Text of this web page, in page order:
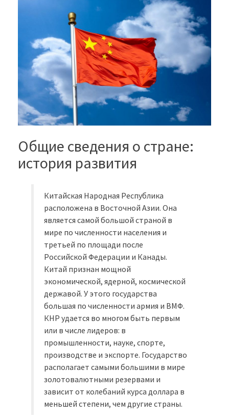
Общие сведения о стране:
история развития
Китайская Народная Республика
расположена в Восточной Азии. Она
является самой большой страной в
мире по численности населения и
третьей по площади после
Российской Федерации и Канады.
Китай признан мощной
экономической, ядерной, космической
державой. У этого государства
большая по численности армия и ВМФ.
КНР удается во многом быть первым
или в числе лидеров: в
промышленности, науке, спорте,
производстве и экспорте. Государство
располагает самыми большими в мире
золотовалютными резервами и
зависит от колебаний курса доллара в
меньшей степени, чем другие страны.